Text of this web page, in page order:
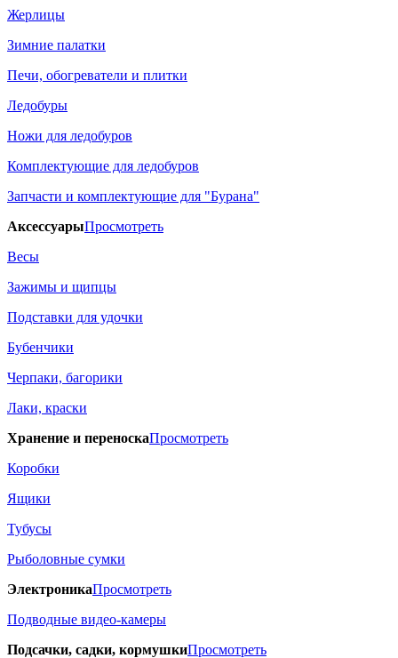
Жерлицы
Зимние палатки
Печи, обогреватели и плитки
Ледобуры
Ножи для ледобуров
Комплектующие для ледобуров
Запчасти и комплектующие для "Бурана"
АксессуарыПросмотреть
Весы
Зажимы и щипцы
Подставки для удочки
Бубенчики
Черпаки, багорики
Лаки, краски
Хранение и переноскаПросмотреть
Коробки
Ящики
Тубусы
Рыболовные сумки
ЭлектроникаПросмотреть
Подводные видео-камеры
Подсачки, садки, кормушкиПросмотреть